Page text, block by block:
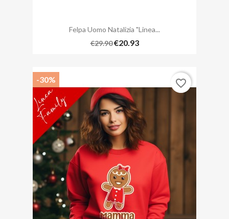
Felpa Uomo Natalizia "Linea...
€29.90 €20.93
-30% favorite_border